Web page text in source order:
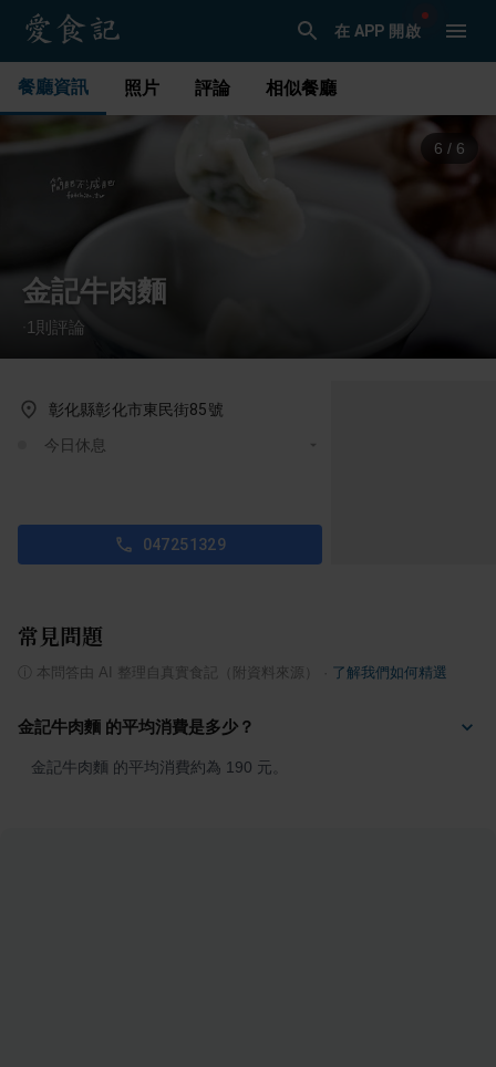
在 APP 開啟
餐廳資訊 照片 評論 相似餐廳
1 / 6
金記牛肉麵
1 則評論
彰化縣彰化市東民街85號
今日休息
047251329
常見問題
本問答由 AI 整理自真實食記（附資料來源） 了解我們如何精選
金記牛肉麵 的平均消費是多少？
金記牛肉麵 的平均消費約為 190 元。